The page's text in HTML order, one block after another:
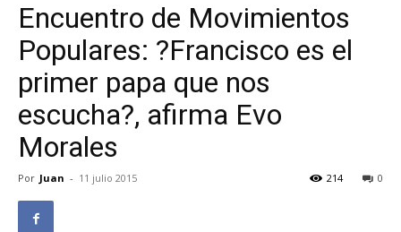
Encuentro de Movimientos
Populares: ?Francisco es el
primer papa que nos
escucha?, afirma Evo
Morales
Por Juan - 11 julio 2015 0
214